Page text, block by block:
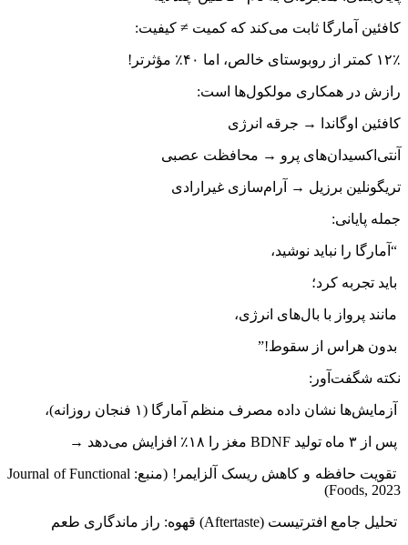
کافئین آمارگا ثابت می‌کند که کمیت ≠ کیفیت:
۱۲٪ کمتر از روبوستای خالص، اما ۴۰٪ مؤثرتر!
رازش در همکاری مولکول‌ها است:
کافئین اوگاندا → جرقه انرژی
آنتی‌اکسیدان‌های پرو → محافظت عصبی
تریگونلین برزیل → آرام‌سازی غیرارادی
جمله پایانی:
“آمارگا را نباید نوشید،
باید تجربه کرد؛
مانند پرواز با بال‌های انرژی،
بدون هراس از سقوط!”
نکته شگفت‌آور:
آزمایش‌ها نشان داده مصرف منظم آمارگا (۱ فنجان روزانه)،
پس از ۳ ماه تولید BDNF مغز را ۱۸٪ افزایش می‌دهد →
تقویت حافظه و کاهش ریسک آلزایمر! (منبع: Journal of Functional
Foods, 2023)
تحلیل جامع افترتیست (Aftertaste) قهوه: راز ماندگاری طعم